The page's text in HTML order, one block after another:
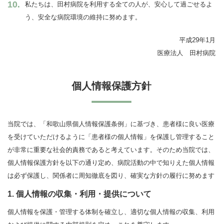
私たちは、田村病院を利用する全ての人が、安心して過ごせるよ
う、安全な病院環境の維持に努めます。
平成29年1月
医療法人 田村病院
個人情報保護方針
当院では、「和歌山県個人情報保護条例」に基づき、患者様に良い医療
を受けていただけるように「患者様の個人情報」を保護し管理すること
が非常に重要な社会的責務であると考えています。そのため当院では、
個人情報保護方針を以下の通り定め、病院活動の中で知りえた個人情報
は必ず保護し、関係者に周知徹底を図り、確実な方針の履行に努めます
1. 個人情報の収集・利用・提供について
個人情報を保護・管理する体制を確立し、適切な個人情報の収集、利用